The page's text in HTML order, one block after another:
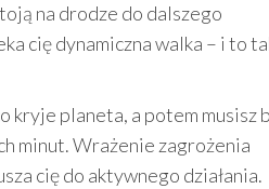
na drodze do dalszego
cię dynamiczna walka – i to
kryje planeta, a potem musisz
minut. Wrażenie zagrożenia
cię do aktywnego działania.